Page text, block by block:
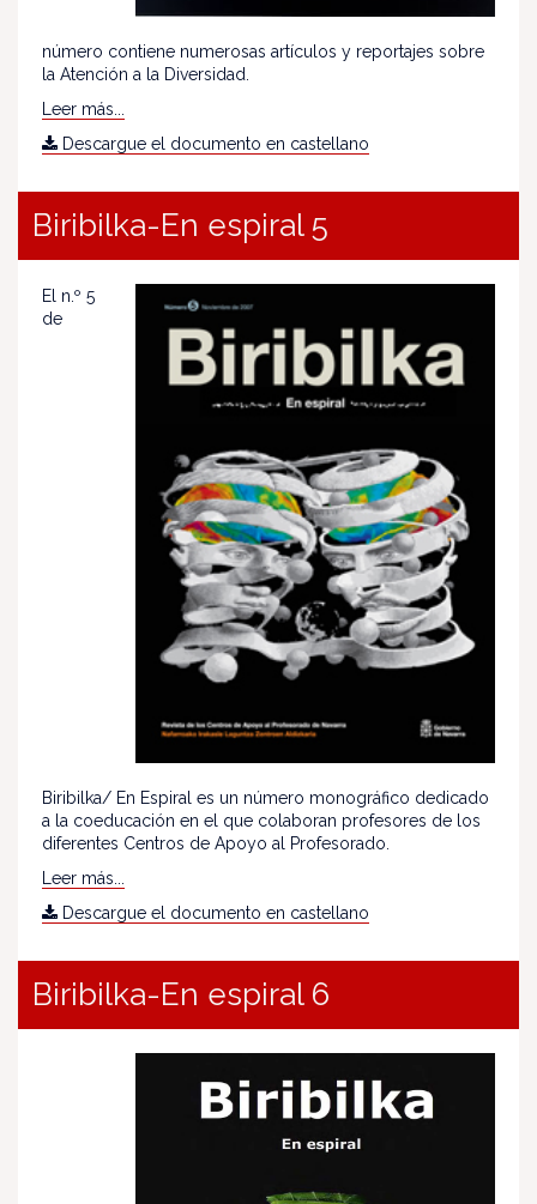
número contiene numerosas artículos y reportajes sobre
la Atención a la Diversidad.
Leer más...
Descargue el documento en castellano
Biribilka-En espiral 5
El n.º 5
de
Biribilka/ En Espiral es un número monográfico dedicado
a la coeducación en el que colaboran profesores de los
diferentes Centros de Apoyo al Profesorado.
Leer más...
Descargue el documento en castellano
Biribilka-En espiral 6